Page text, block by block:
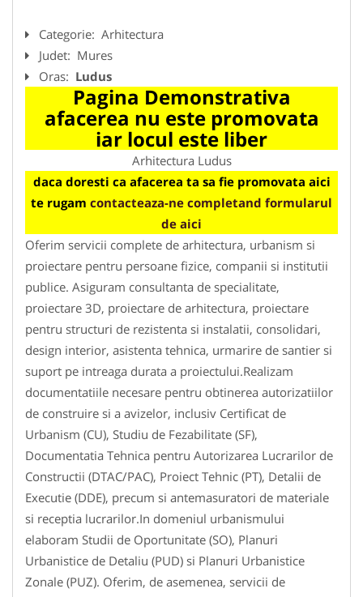
Categorie: Arhitectura
Judet: Mures
Oras: Ludus
Pagina Demonstrativa
afacerea nu este promovata
iar locul este liber
Arhitectura Ludus
daca doresti ca afacerea ta sa fie promovata aici
te rugam contacteaza-ne completand formularul
de aici
Oferim servicii complete de arhitectura, urbanism si
proiectare pentru persoane fizice, companii si institutii
publice. Asiguram consultanta de specialitate,
proiectare 3D, proiectare de arhitectura, proiectare
pentru structuri de rezistenta si instalatii, consolidari,
design interior, asistenta tehnica, urmarire de santier si
suport pe intreaga durata a proiectului.Realizam
documentatiile necesare pentru obtinerea autorizatiilor
de construire si a avizelor, inclusiv Certificat de
Urbanism (CU), Studiu de Fezabilitate (SF),
Documentatia Tehnica pentru Autorizarea Lucrarilor de
Constructii (DTAC/PAC), Proiect Tehnic (PT), Detalii de
Executie (DDE), precum si antemasuratori de materiale
si receptia lucrarilor.In domeniul urbanismului
elaboram Studii de Oportunitate (SO), Planuri
Urbanistice de Detaliu (PUD) si Planuri Urbanistice
Zonale (PUZ). Oferim, de asemenea, servicii de